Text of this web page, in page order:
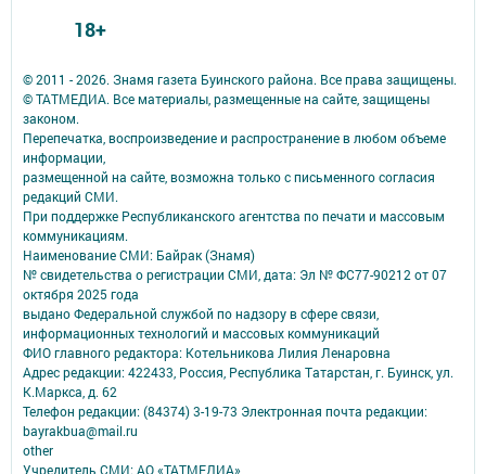
© 2011 - 2026. Знамя газета Буинского района. Все права защищены.
© ТАТМЕДИА. Все материалы, размещенные на сайте, защищены
законом.
Перепечатка, воспроизведение и распространение в любом объеме
информации,
размещенной на сайте, возможна только с письменного согласия
редакций СМИ.
При поддержке Республиканского агентства по печати и массовым
коммуникациям.
Наименование СМИ: Байрак (Знамя)
№ свидетельства о регистрации СМИ, дата: Эл № ФС77-90212 от 07
октября 2025 года
выдано Федеральной службой по надзору в сфере связи,
информационных технологий и массовых коммуникаций
ФИО главного редактора: Котельникова Лилия Ленаровна
Адрес редакции: 422433, Россия, Республика Татарстан, г. Буинск, ул.
К.Маркса, д. 62
Телефон редакции: (84374) 3-19-73 Электронная почта редакции:
bayrakbua@mail.ru
other
Учредитель СМИ: АО «ТАТМЕДИА»
18+